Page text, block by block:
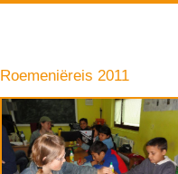
Roemeniëreis 2011